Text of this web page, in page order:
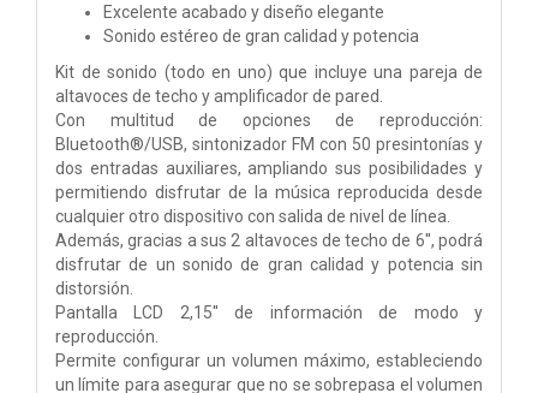
Excelente acabado y diseño elegante
Sonido estéreo de gran calidad y potencia
Kit de sonido (todo en uno) que incluye una pareja de
altavoces de techo y amplificador de pared.
Con multitud de opciones de reproducción:
Bluetooth®/USB, sintonizador FM con 50 presintonías y
dos entradas auxiliares, ampliando sus posibilidades y
permitiendo disfrutar de la música reproducida desde
cualquier otro dispositivo con salida de nivel de línea.
Además, gracias a sus 2 altavoces de techo de 6'', podrá
disfrutar de un sonido de gran calidad y potencia sin
distorsión.
Pantalla LCD 2,15'' de información de modo y
reproducción.
Permite configurar un volumen máximo, estableciendo
un límite para asegurar que no se sobrepasa el volumen